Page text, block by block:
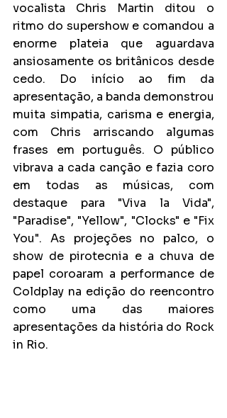
vocalista Chris Martin ditou o
ritmo do supershow e comandou a
enorme plateia que aguardava
ansiosamente os britânicos desde
cedo. Do início ao fim da
apresentação, a banda demonstrou
muita simpatia, carisma e energia,
com Chris arriscando algumas
frases em português. O público
vibrava a cada canção e fazia coro
em todas as músicas, com
destaque para "Viva la Vida",
"Paradise", "Yellow", "Clocks" e "Fix
You". As projeções no palco, o
show de pirotecnia e a chuva de
papel coroaram a performance de
Coldplay na edição do reencontro
como uma das maiores
apresentações da história do Rock
in Rio.